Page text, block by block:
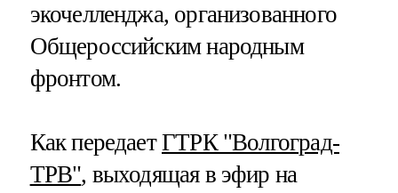
экочелленджа, организованного
Общероссийским народным
фронтом.
Как передаетГТРК "Волгоград-
ТРВ", выходящая в эфир на